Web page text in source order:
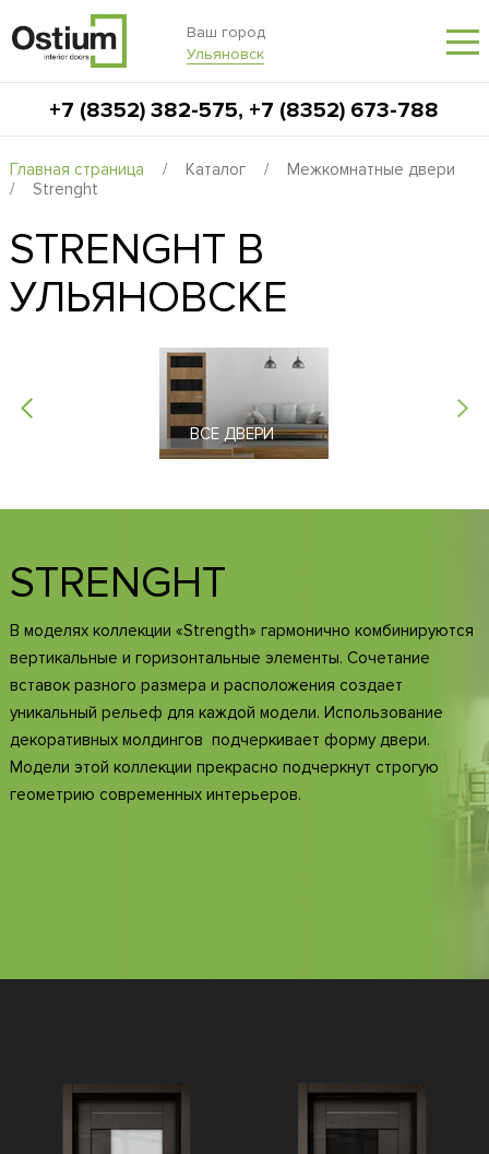
Ваш город
Ульяновск
+7 (8352) 382-575, +7 (8352) 673-788
Главная страница / Каталог /
Межкомнатные двери
/
Strenght
STRENGHT В
УЛЬЯНОВСКЕ
ВСЕ ДВЕРИ
STRENGHT
В моделях коллекции «Strength» гармонично комбинируются
вертикальные и горизонтальные элементы. Сочетание
вставок разного размера и расположения создает
уникальный рельеф для каждой модели. Использование
декоративных молдингов подчеркивает форму двери.
Модели этой коллекции прекрасно подчеркнут строгую
геометрию современных интерьеров.